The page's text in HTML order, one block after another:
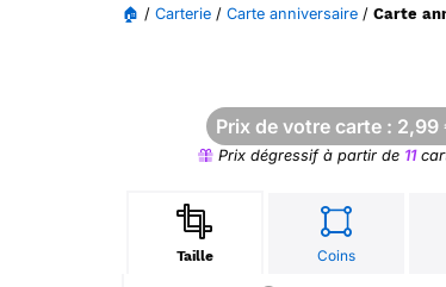
🏠 / Carterie / Carte anniversaire / Carte
Prix de votre carte : 2,99
Prix dégressif à partir de 11
Taille Coins